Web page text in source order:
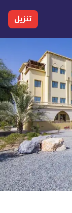
تنزيل